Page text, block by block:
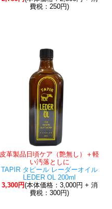
費税：250円)
皮革製品日頃ケア（艶無し）＋軽
い汚落としに
TAPIR タピール レーダーオイル
LEDER OL 200ml
3,300円(本体価格：3,000円 + 消
費税：300円)